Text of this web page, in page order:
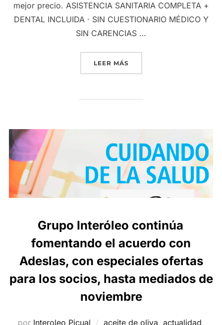
mejor precio. ASISTENCIA SANITARIA COMPLETA +
DENTAL INCLUIDA · SIN CUESTIONARIO MÉDICO Y
SIN CARENCIAS …
LEER MÁS«CAMPAÑA ESPECIAL DE
Grupo Interóleo continúa
fomentando el acuerdo con
Adeslas, con especiales ofertas
para los socios, hasta mediados de
noviembre
por Interoleo Picual aceite de oliva, actualidad,